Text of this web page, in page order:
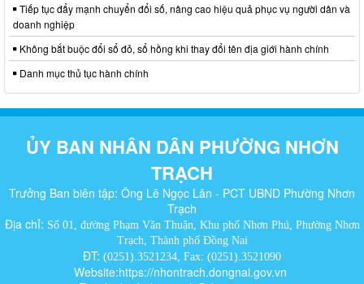
Tiếp tục đẩy mạnh chuyển đổi số, nâng cao hiệu quả phục vụ người dân và
doanh nghiệp
Không bắt buộc đổi sổ đỏ, sổ hồng khi thay đổi tên địa giới hành chính
Danh mục thủ tục hành chính
ỦY BAN NHÂN DÂN PHƯỜNG NHƠN
TRẠCH
Trưởng Ban biên tập: Ông Lê Ngọc Lân - PCT UBND Phường Nhơn
Trạch
Địa chỉ: Số 01, đường Phạm Văn Thuận, Khu phố Nhơn Phú, Phường Nhơn
Trạch, Thành phố Đồng Nai
ĐT: (0251).3521234, Fax: (0251).3521090
Website:https://nhontrach.dongnai.gov.vn